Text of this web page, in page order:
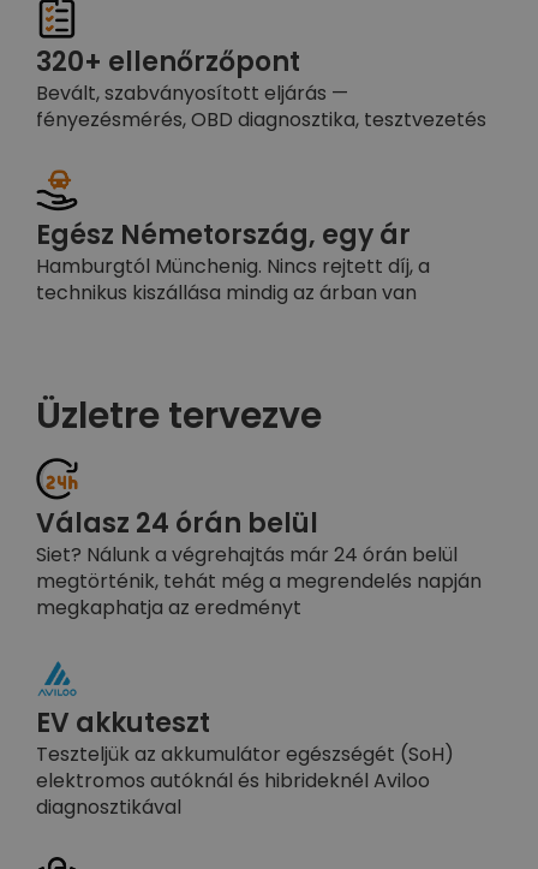
320+ ellenőrzőpont
Bevált, szabványosított eljárás —
fényezésmérés, OBD diagnosztika, tesztvezetés
Egész Németország, egy ár
Hamburgtól Münchenig. Nincs rejtett díj, a
technikus kiszállása mindig az árban van
Üzletre tervezve
Válasz 24 órán belül
Siet? Nálunk a végrehajtás már 24 órán belül
megtörténik, tehát még a megrendelés napján
megkaphatja az eredményt
EV akkuteszt
Teszteljük az akkumulátor egészségét (SoH)
elektromos autóknál és hibrideknél Aviloo
diagnosztikával